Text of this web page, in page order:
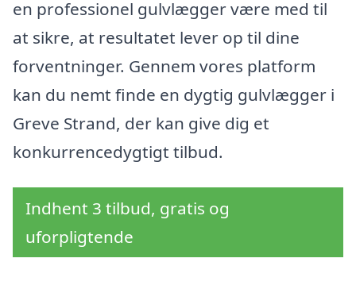
en professionel gulvlægger være med til
at sikre, at resultatet lever op til dine
forventninger. Gennem vores platform
kan du nemt finde en dygtig gulvlægger i
Greve Strand, der kan give dig et
konkurrencedygtigt tilbud.
Indhent 3 tilbud, gratis og
uforpligtende